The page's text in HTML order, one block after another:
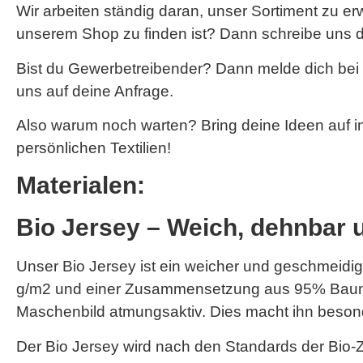
Wir arbeiten ständig daran, unser Sortiment zu
unserem Shop zu finden ist? Dann schreibe uns
Bist du Gewerbetreibender? Dann melde dich
uns auf deine Anfrage.
Also warum noch warten? Bring deine Ideen auf
persönlichen Textilien!
Materialen:
Bio Jersey – Weich, dehnbar
Unser Bio Jersey ist ein weicher und
g/m2 und einer Zusammensetzung aus 95%
Maschenbild atmungsaktiv. Dies macht ihn
Der Bio Jersey wird nach den Standards der